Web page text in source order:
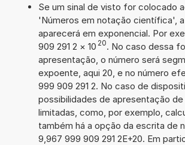
Se um sinal de visto for colocado
'Números em notação científica',
aparecerá em exponencial. Por
909 291 2 × 10 20. No caso dessa
apresentação, o número será
expoente, aqui 20, e no número
999 909 291 2. No caso de
possibilidades de apresentação de
limitadas, como, por exemplo,
também há a opção da escrita de
9,967 999 909 291 2E+20. Em